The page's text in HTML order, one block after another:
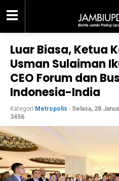
Luar Biasa, Ketua
Usman Sulaiman
CEO Forum dan
Indonesia-India
Kategori Metropolis - Selasa, 28
3456